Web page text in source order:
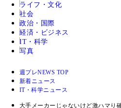
ライフ・文化
社会
政治・国際
経済・ビジネス
IT・科学
写真
週プレNEWS TOP
新着ニュース
IT・科学ニュース
大手メーカーじゃないけど激ハマり